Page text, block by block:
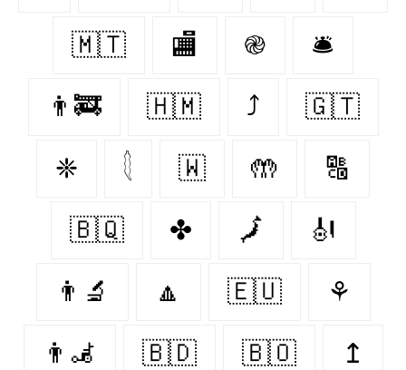
🇲🇹 🏬 ֎ 🛎
👨‍🚒 🇭🇲 ⤴ 🇬🇹
❈ 𓇛 🇼‌ 🤲 🔠
🇧🇶 ✤ 🗾 🎻
👨‍🔬 🔼 🇪🇺 ⚘
👨‍🦼 🇧🇩 🇧🇴 ↥